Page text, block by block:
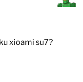
xioami su7?